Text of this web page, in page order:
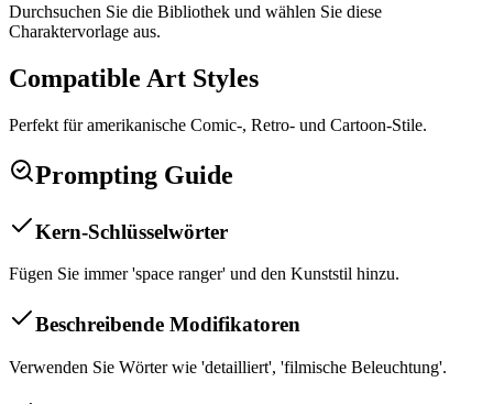
Durchsuchen Sie die Bibliothek und wählen Sie diese
Charaktervorlage aus.
Compatible Art Styles
Perfekt für amerikanische Comic-, Retro- und Cartoon-Stile.
Prompting Guide
Kern-Schlüsselwörter
Fügen Sie immer 'space ranger' und den Kunststil hinzu.
Beschreibende Modifikatoren
Verwenden Sie Wörter wie 'detailliert', 'filmische Beleuchtung'.